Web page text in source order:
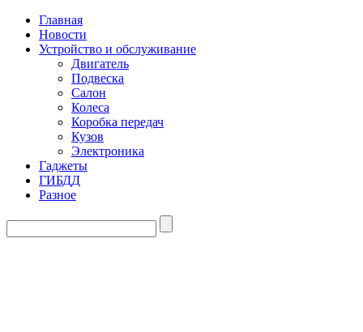
Главная
Новости
Устройство и обслуживание
Двигатель
Подвеска
Салон
Колеса
Коробка передач
Кузов
Электроника
Гаджеты
ГИБДД
Разное